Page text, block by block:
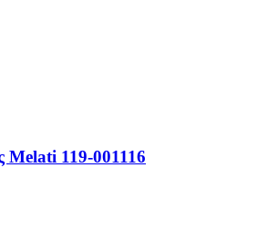
Melati 119-001116